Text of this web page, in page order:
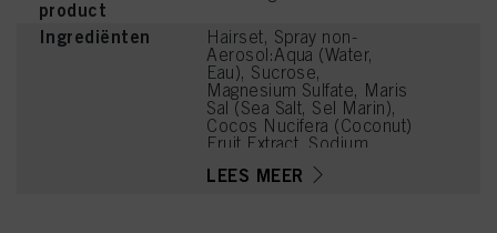
product
Ingrediënten
Hairset, Spray non-
Aerosol:Aqua (Water,
Eau), Sucrose,
Magnesium Sulfate, Maris
Sal (Sea Salt, Sel Marin),
Cocos Nucifera (Coconut)
Fruit Extract, Sodium
Hydrogenated Castor Oil,
LEES MEER